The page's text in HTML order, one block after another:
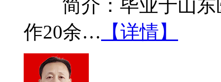
简介：毕业于山东
作20余… 【详情】